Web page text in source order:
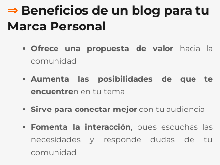
⇒ Beneficios de un blog para tu
Marca Personal
Ofrece una propuesta de valor hacia la
comunidad
Aumenta las posibilidades de que te
encuentren en tu tema
Sirve para conectar mejor con tu audiencia
Fomenta la interacción, pues escuchas las
necesidades y responde dudas de tu
comunidad